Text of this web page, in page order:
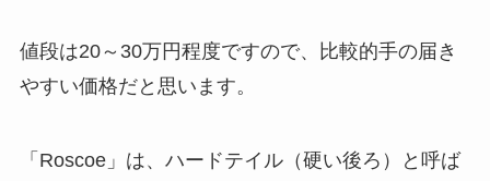
値段は20～30万円程度ですので、比較的手の届き
やすい価格だと思います。
「Roscoe」は、ハードテイル（硬い後ろ）と呼ば